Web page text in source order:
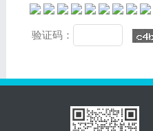
验证码：